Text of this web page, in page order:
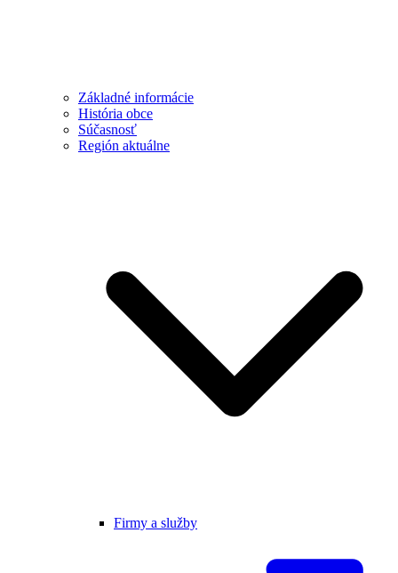
Základné informácie
História obce
Súčasnosť
Región aktuálne
Firmy a služby